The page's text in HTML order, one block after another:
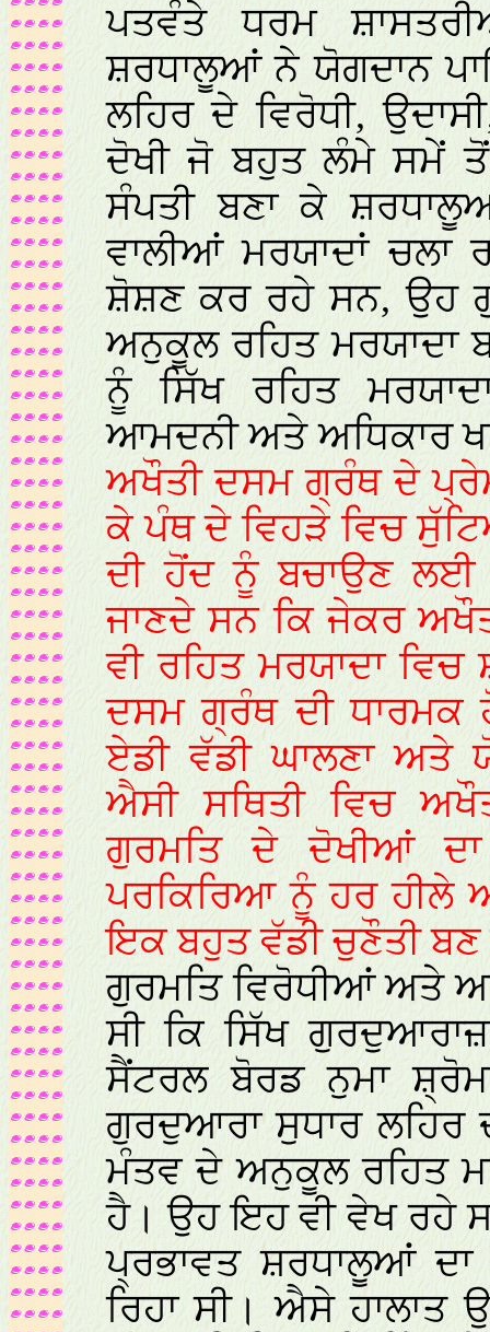
ਪਤਵੰਤੇ ਧਰਮ
ਸ਼ਰਧਾਲੂਆਂ ਨੇ ਯੋਗਦਾਨ
ਲਹਿਰ ਦੇ ਵਿਰੋਧੀ,
ਦੋਖੀ ਜੋ ਬਹੁਤ ਲੰਮੇ ਸਮੇਂ
ਸੰਪਤੀ ਬਣਾ ਕੇ
ਵਾਲੀਆਂ ਮਰਯਾਦਾਂ
ਸ਼ੋਸ਼ਣ ਕਰ ਰਹੇ ਸਨ, ਉਹ
ਅਨੁਕੂਲ ਰਹਿਤ ਮਰਯਾਦਾ
ਨੂੰ ਸਿੱਖ ਰਹਿਤ
ਆਮਦਨੀ ਅਤੇ ਅਧਿਕਾਰ
ਅਖੌਤੀ ਦਸਮ ਗ੍ਰੰਥ ਦੇ
ਕੇ ਪੰਥ ਦੇ ਵਿਹੜੇ ਵਿਚ
ਦੀ ਹੋਂਦ ਨੂੰ ਬਚਾਉਣ ਲਈ
ਜਾਣਦੇ ਸਨ ਕਿ ਜੇਕਰ
ਵੀ ਰਹਿਤ ਮਰਯਾਦਾ
ਦਸਮ ਗ੍ਰੰਥ ਦੀ ਧਾਰਮਕ
ਏਡੀ ਵੱਡੀ ਘਾਲਣਾ ਅਤੇ
ਐਸੀ ਸਥਿਤੀ ਵਿਚ
ਗੁਰਮਤਿ ਦੇ ਦੋਖੀਆਂ ਦਾ
ਪਰਕਿਰਿਆ ਨੂੰ ਹਰ ਹੀਲੇ
ਇਕ ਬਹੁਤ ਵੱਡੀ ਚੁਣੌਤੀ
ਗੁਰਮਤਿ ਵਿਰੋਧੀਆਂ ਅਤੇ
ਸੀ ਕਿ ਸਿੱਖ
ਸੈਂਟਰਲ ਬੋਰਡ ਨੁਮਾ
ਗੁਰਦੁਆਰਾ ਸੁਧਾਰ ਲਹਿਰ
ਮੰਤਵ ਦੇ ਅਨੁਕੂਲ ਰਹਿਤ
ਹੈ। ਉਹ ਇਹ ਵੀ ਵੇਖ ਰਹੇ
ਪ੍ਰਭਾਵਤ ਸ਼ਰਧਾਲੂਆਂ ਦਾ
ਰਿਹਾ ਸੀ। ਐਸੇ ਹਾਲਾਤ